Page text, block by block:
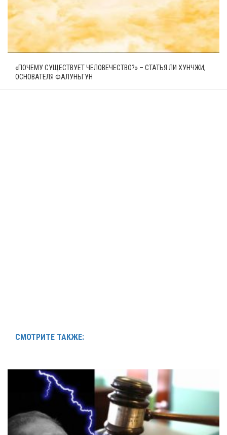
«ПОЧЕМУ СУЩЕСТВУЕТ ЧЕЛОВЕЧЕСТВО?» – СТАТЬЯ ЛИ ХУНЧЖИ,
ОСНОВАТЕЛЯ ФАЛУНЬГУН
СМОТРИТЕ ТАКЖЕ: